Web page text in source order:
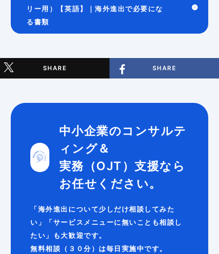
リー用）【英語】｜海外進出で必要にな
る書類
SHARE SHARE
中小企業のコンサルテ
ィング＆
実務（OJT）支援なら
お任せください。
「海外進出について少しだけ相談してみた
い」「サービスメニューに無いことも相談し
たい」も大歓迎です。
無料相談（３０分）は毎日実施中です。